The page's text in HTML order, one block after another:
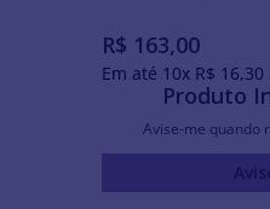
R$ 163,00
Em até 10x R$ 16,30
Produto
Avise-me quando